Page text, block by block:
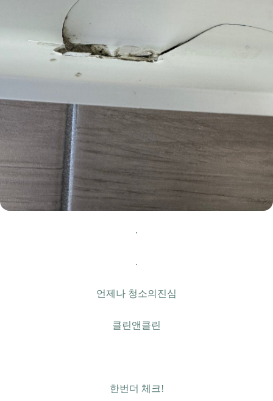
.
.
언제나 청소의진심
클린앤클린
한번더 체크!